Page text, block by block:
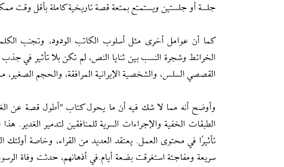
جلسة أو جلستين ويستمتع بمتعة قصة تاريخية كاملة بأقل وقت
كما أن عوامل أخرى مثل أسلوب الكاتب الودود، وتجنب
الخرائط وشجرة النسب بين ثنايا النص، لم تكن بلا تأثير في
القصصي السلس، والشخصية الإيرانية المرافقة، والحجم
وأوضح أنه مما لا شك فيه أن ما يحول كتاب "أطول قصة عن
الطبقات الخفية والإجراءات السرية للمنافقين لتدمير الغدير.
تأثيرًا في محتوى العمل. يعتقد العديد من القراء، وخاصة أولئك
سريعة ومفاجئة استغرقت بضعة أيام.في أذهانهم، حدثت وفاة